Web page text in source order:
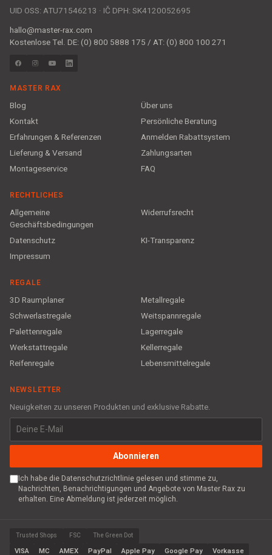
UID OSS: ATU71546213 · IČ DPH: SK4120052695
hallo@master-rax.com
Kostenlose Tel. DE: (0) 800 5888 175 / AT: (0) 800 100 271
MASTER RAX
Blog
Über uns
Kontakt
Persönliche Beratung
Erfahrungen & Referenzen
Anmelden Rabattsystem
Lieferung & Versand
Zahlungsarten
Montageservice
FAQ
RECHTLICHES
Allgemeine
Geschäftsbedingungen
Widerrufsrecht
Datenschutz
KI-Transparenz
Impressum
REGALE
3D Raumplaner
Metallregale
Schwerlastregale
Weitspannregale
Palettenregale
Lagerregale
Werkstattregale
Kellerregale
Reifenregale
Lebensmittelregale
NEWSLETTER
Neuigkeiten zu unseren Produkten und exklusive Rabatte.
Abonnieren
Ich habe die Datenschutzrichtlinie gelesen und stimme zu,
Nachrichten, Benachrichtigungen und Angebote von Master Rax zu
erhalten. Eine Abmeldung ist jederzeit möglich.
Trusted Shops FSC The Green Dot
VISA MC AMEX PayPal Apple Pay Google Pay Vorkasse